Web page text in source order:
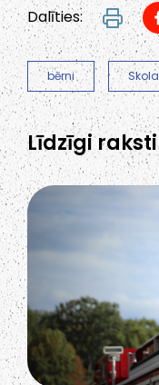
Dalīties:
bērni Skola
Līdzīgi raksti